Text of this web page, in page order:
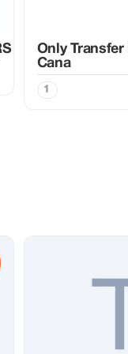
Only Transfer
Cana
1